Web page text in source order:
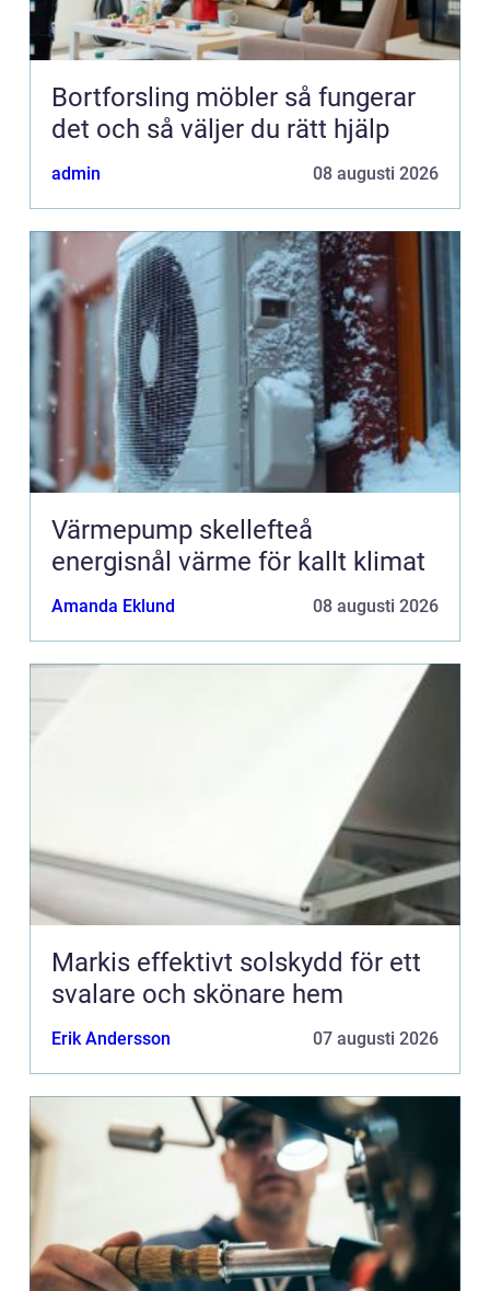
Bortforsling möbler så fungerar
det och så väljer du rätt hjälp
admin 08 augusti 2026
Värmepump skellefteå
energisnål värme för kallt klimat
Amanda Eklund 08 augusti 2026
Markis effektivt solskydd för ett
svalare och skönare hem
Erik Andersson 07 augusti 2026